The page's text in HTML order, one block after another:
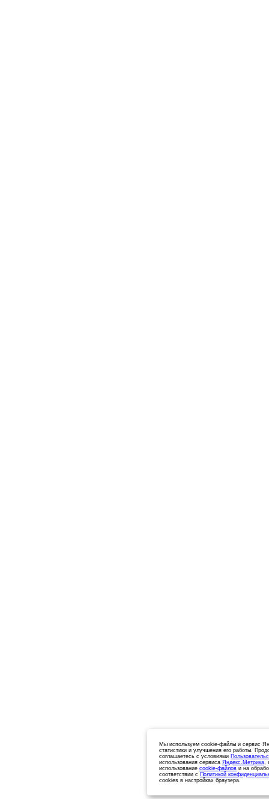
Мы используем cookie-файлы и сервис
статистики и улучшения его работы.
соглашаетесь с условиями
использования сервиса Яндекс.Метрика,
использование cookie-файлов и на
соответствии с Политикой
cookies в настройках браузера.